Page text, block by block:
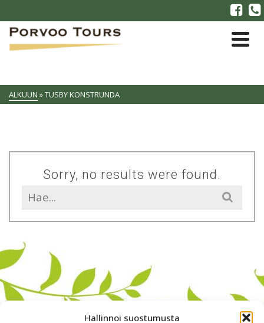
Hallinnoi suostumusta
ALKUUN »TUSBY KONSTRUNDA
Sorry, no results were found.
Search
for: